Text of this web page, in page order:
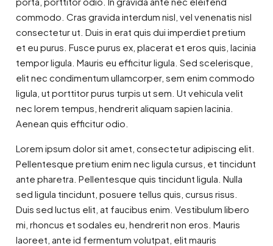
commodo. Cras gravida interdum nisl, vel venenatis nisl
consectetur ut. Duis in erat quis dui imperdiet pretium
et eu purus. Fusce purus ex, placerat et eros quis, lacinia
tempor ligula. Mauris eu efficitur ligula. Sed scelerisque,
elit nec condimentum ullamcorper, sem enim commodo
ligula, ut porttitor purus turpis ut sem. Ut vehicula velit
nec lorem tempus, hendrerit aliquam sapien lacinia.
Aenean quis efficitur odio.
Lorem ipsum dolor sit amet, consectetur adipiscing elit.
Pellentesque pretium enim nec ligula cursus, et tincidunt
ante pharetra. Pellentesque quis tincidunt ligula. Nulla
sed ligula tincidunt, posuere tellus quis, cursus risus.
Duis sed luctus elit, at faucibus enim. Vestibulum libero
mi, rhoncus et sodales eu, hendrerit non eros. Mauris
laoreet, ante id fermentum volutpat, elit mauris